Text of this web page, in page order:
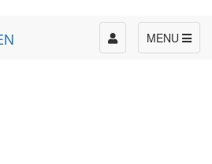
MENU
Toggle
navigation